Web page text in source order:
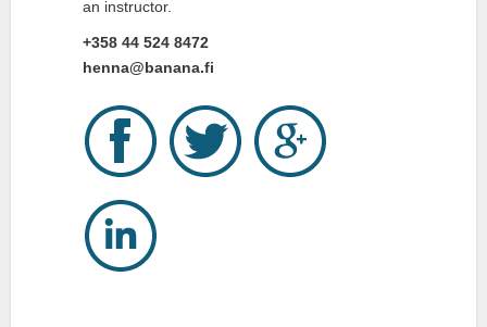
an instructor.
+358 44 524 8472
henna@banana.fi